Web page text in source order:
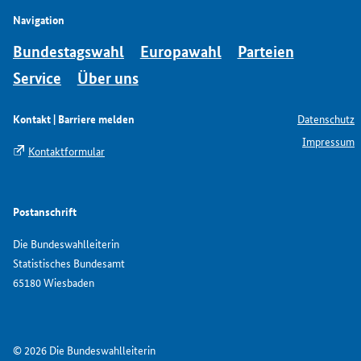
Navigation
Bundestagswahl Europawahl
Parteien
Service
Über uns
Kontakt | Barriere melden
Kontaktformular
Postanschrift
Die Bundeswahlleiterin
Statistisches Bundesamt
65180 Wiesbaden
Datenschutz
Impressum
© 2026 Die Bundeswahlleiterin